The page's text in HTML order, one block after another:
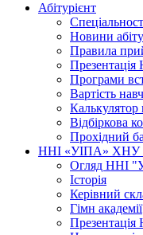
Абітурієнт
Новини
Правила
Програми
Вартість
Калькулятор
Відбіркова
Прохідний
ННІ «УІПА» ХНУ
Огляд ННІ
Історія
Керівний
Гімн академії